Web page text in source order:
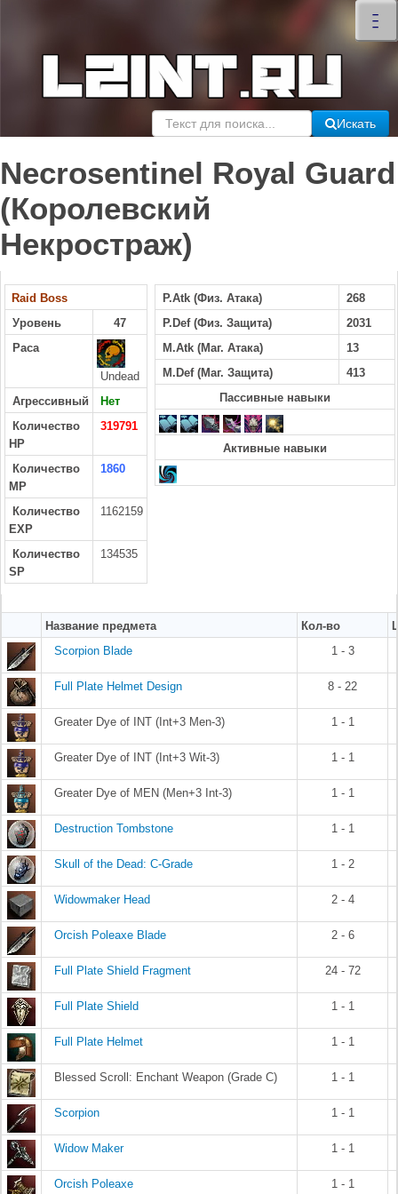
–
–
–
×
Искать
Necrosentinel Royal Guard
(Королевский
Некростраж)
Raid Boss
Уровень
47
Раса
Undead
Агрессивный
Нет
Количество
HP
319791
Количество
MP
1860
Количество
EXP
1162159
Количество
SP
134535
P.Atk (Физ. Атака)
268
P.Def (Физ. Защита)
2031
M.Atk (Маг. Атака)
13
M.Def (Маг. Защита)
413
Пассивные навыки
Активные навыки
Название предмета Кол-во
Scorpion Blade
1 - 3
Full Plate Helmet Design 8 - 22
Greater Dye of INT (Int+3 Men-3) 1 - 1
Greater Dye of INT (Int+3 Wit-3) 1 - 1
Greater Dye of MEN (Men+3 Int-3) 1 - 1
Destruction Tombstone 1 - 1
Skull of the Dead: C-Grade 1 - 2
Widowmaker Head 2 - 4
Orcish Poleaxe Blade 2 - 6
Full Plate Shield Fragment 24 - 72
Full Plate Shield 1 - 1
Full Plate Helmet 1 - 1
Blessed Scroll: Enchant Weapon (Grade C) 1 - 1
Scorpion 1 - 1
Widow Maker 1 - 1
Orcish Poleaxe 1 - 1